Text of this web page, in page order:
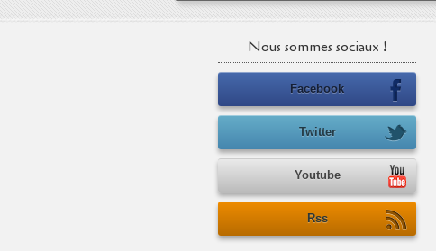
Nous sommes sociaux !
Facebook
Twitter
Youtube
Rss